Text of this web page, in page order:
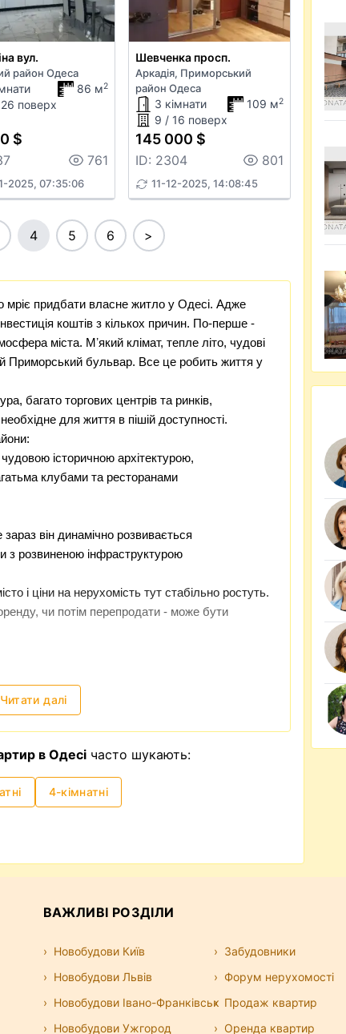
вул.
район Одеса
86 м2
поверх
$
761
2025, 07:35:06
Шевченка просп.
Аркадія, Приморський
район Одеса
3 кімнати 109 м2
9 / 16 поверх
145 000 $
ID: 2304 801
11-12-2025, 14:08:45
4 5 6 >
мріє придбати власне житло у Одесі. Адже
коштів з кількох причин. По-перше -
міста. Мʼякий клімат, тепле літо, чудові
Приморський бульвар. Все це робить життя у
багато торгових центрів та ринків,
для життя в пішій доступності.
історичною архітектурою,
клубами та ресторанами
він динамічно розвивається
з розвиненою інфраструктурою
і ціни на нерухомість тут стабільно ростуть.
оренду, чи потім перепродати - може бути
Читати далі
в Одесі часто шукають:
4-кімнатні
ВАЖЛИВІ РОЗДІЛИ
Новобудови Київ
Новобудови Львів
Новобудови Івано-Франківськ
Новобудови Ужгород
Забудовники
Форум нерухомості
Продаж квартир
Оренда квартир